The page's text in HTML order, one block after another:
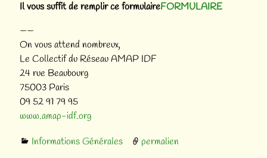
Il vous suffit de remplir ce formulaireFORMULAIRE
——
On vous attend nombreux,
Le Collectif du Réseau AMAP IDF
24 rue Beaubourg
75003 Paris
09 52 91 79 95
www.amap-idf.org
Informations Générales permalien